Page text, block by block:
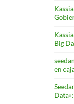
Kassia
Kassia
Big
en